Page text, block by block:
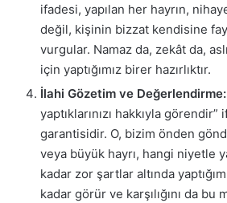
ifadesi, yapılan her hayrın,
değil, kişinin bizzat kendisine
vurgular. Namaz da, zekât da,
için yaptığımız birer hazırlıktır.
İlahi Gözetim ve Değerlendirme:
yaptıklarınızı hakkıyla
garantisidir. O, bizim önden
veya büyük hayrı, hangi niyetle
kadar zor şartlar altında
kadar görür ve karşılığını da